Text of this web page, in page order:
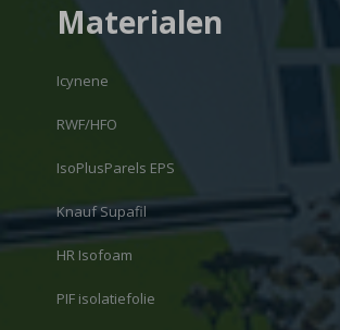
Materialen
Icynene
RWF/HFO
IsoPlusParels EPS
Knauf Supafil
HR Isofoam
PIF isolatiefolie